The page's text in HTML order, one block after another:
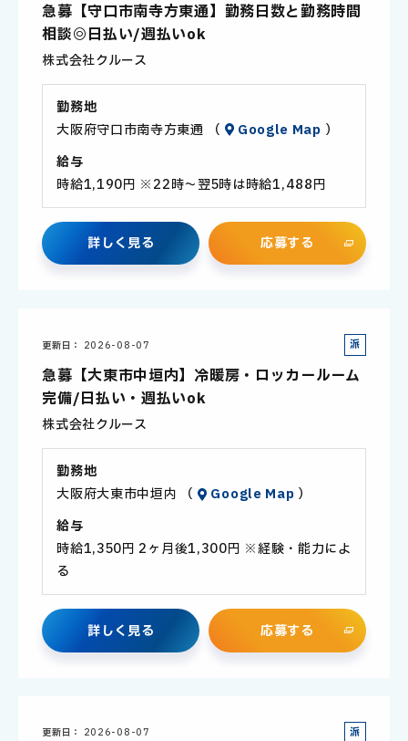
社
急募【守口市南寺方東通】勤務日数と勤務時間
相談◎日払い/週払いok
株式会社クルース
勤務地
大阪府守口市南寺方東通 （
Google Map ）
給与
時給1,190円 ※22時～翌5時は時給1,488円
詳しく見る 応募する
更新日 2026-08-07
派
社
急募【大東市中垣内】冷暖房・ロッカールーム
完備/日払い・週払いok
株式会社クルース
勤務地
大阪府大東市中垣内 （
Google Map ）
給与
時給1,350円 2ヶ月後1,300円 ※経験・能力によ
る
詳しく見る 応募する
更新日 2026-08-07
派